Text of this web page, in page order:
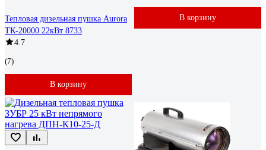
Тепловая дизельная пушка Aurora
ТК-20000 22кВт 8733
4.7
(7)
В корзину
В корзину